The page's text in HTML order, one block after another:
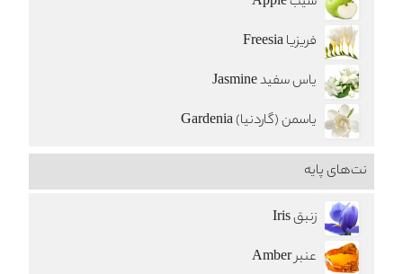
فریزیا Freesia
یاس سفید Jasmine
یاسمن (گاردنیا) Gardenia
نت‌های پایه
زنبق Iris
عنبر Amber